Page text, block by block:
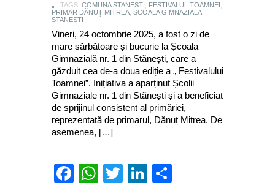
TAGS: COMUNA STANESTI FESTIVALUL TOAMNEI
PRIMAR DĂNUŢ MITREA SCOALA GIMNAZIALA
STANESTI
Vineri, 24 octombrie 2025, a fost o zi de
mare sărbătoare și bucurie la Școala
Gimnazială nr. 1 din Stănești, care a
găzduit cea de-a doua ediție a „ Festivalului
Toamnei”. Inițiativa a aparținut Școlii
Gimnaziale nr. 1 din Stănești și a beneficiat
de sprijinul consistent al primăriei,
reprezentată de primarul, Dănuț Mitrea. De
asemenea, […]
Facebook
WhatsApp
TwitterLinkedIn